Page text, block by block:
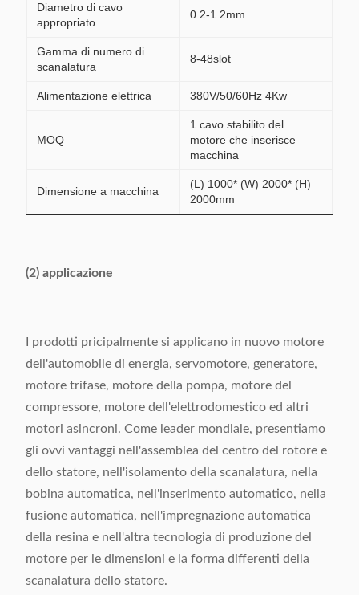
Diametro di cavo
appropriato
0.2-1.2mm
Gamma di numero di
scanalatura
8-48slot
Alimentazione elettrica 380V/50/60Hz 4Kw
MOQ
1 cavo stabilito del
motore che inserisce
macchina
Dimensione a macchina
(L) 1000* (W) 2000* (H)
2000mm
(2) applicazione
I prodotti pricipalmente si applicano in nuovo motore
dell'automobile di energia, servomotore, generatore,
motore trifase, motore della pompa, motore del
compressore, motore dell'elettrodomestico ed altri
motori asincroni. Come leader mondiale, presentiamo
gli ovvi vantaggi nell'assemblea del centro del rotore e
dello statore, nell'isolamento della scanalatura, nella
bobina automatica, nell'inserimento automatico, nella
fusione automatica, nell'impregnazione automatica
della resina e nell'altra tecnologia di produzione del
motore per le dimensioni e la forma differenti della
scanalatura dello statore.